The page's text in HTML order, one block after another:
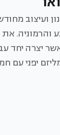
ועיצוב
והרמוניה.
אשר יצרה
יפני עם